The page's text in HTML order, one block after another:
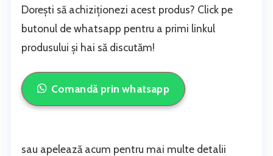
Dorești să achiziționezi acest produs? Click pe
butonul de whatsapp pentru a primi linkul
produsului și hai să discutăm!
Comandă prin whatsapp
sau apelează acum pentru mai multe detalii